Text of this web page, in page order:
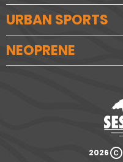
URBAN SPORTS
NEOPRENE
2026copyright